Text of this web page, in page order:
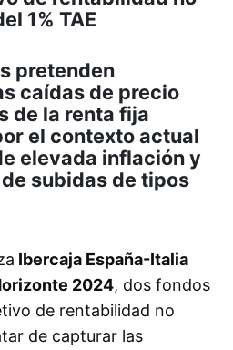
1% TAE
pretenden
caídas de precio
de la renta fija
el contexto actual
elevada inflación y
subidas de tipos
Ibercaja España-Italia
2024, dos fondos
de rentabilidad no
de capturar las